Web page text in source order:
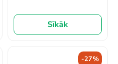
Sīkāk
-27%